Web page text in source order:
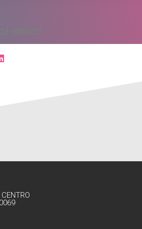
amici